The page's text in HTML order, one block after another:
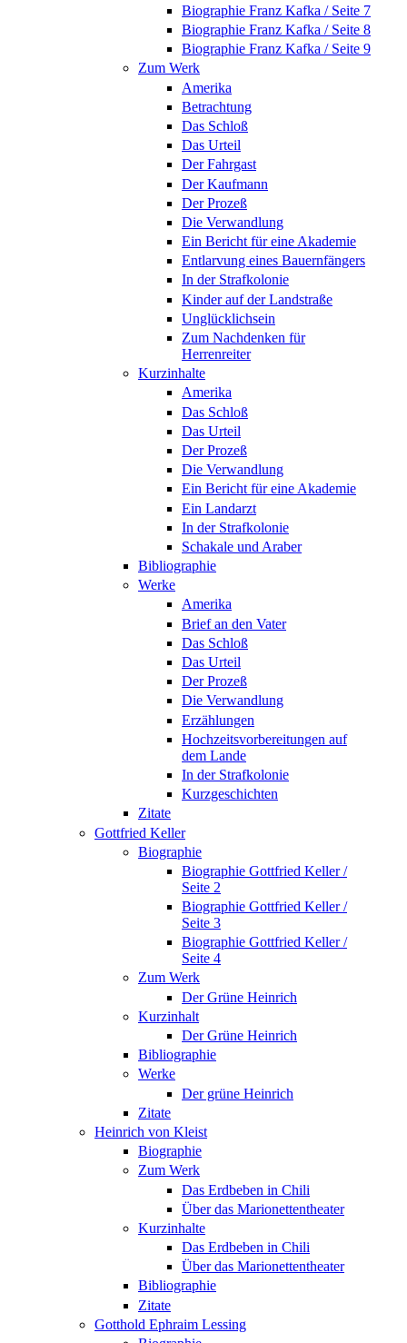
Biographie Franz Kafka / Seite 7
Biographie Franz Kafka / Seite 8
Biographie Franz Kafka / Seite 9
Zum Werk
Amerika
Betrachtung
Das Schloß
Das Urteil
Der Fahrgast
Der Kaufmann
Der Prozeß
Die Verwandlung
Ein Bericht für eine Akademie
Entlarvung eines Bauernfängers
In der Strafkolonie
Kinder auf der Landstraße
Unglücklichsein
Zum Nachdenken für
Herrenreiter
Kurzinhalte
Amerika
Das Schloß
Das Urteil
Der Prozeß
Die Verwandlung
Ein Bericht für eine Akademie
Ein Landarzt
In der Strafkolonie
Schakale und Araber
Bibliographie
Werke
Amerika
Brief an den Vater
Das Schloß
Das Urteil
Der Prozeß
Die Verwandlung
Erzählungen
Hochzeitsvorbereitungen auf
dem Lande
In der Strafkolonie
Kurzgeschichten
Zitate
Gottfried Keller
Biographie
Biographie Gottfried Keller /
Seite 2
Biographie Gottfried Keller /
Seite 3
Biographie Gottfried Keller /
Seite 4
Zum Werk
Der Grüne Heinrich
Kurzinhalt
Der Grüne Heinrich
Bibliographie
Werke
Der grüne Heinrich
Zitate
Heinrich von Kleist
Biographie
Zum Werk
Das Erdbeben in Chili
Über das Marionettentheater
Kurzinhalte
Das Erdbeben in Chili
Über das Marionettentheater
Bibliographie
Zitate
Gotthold Ephraim Lessing